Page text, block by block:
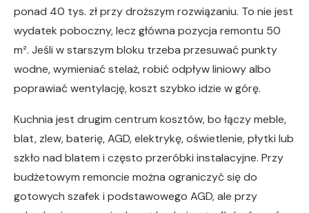
ponad 40 tys. zł przy droższym rozwiązaniu. To nie jest
wydatek poboczny, lecz główna pozycja remontu 50
m². Jeśli w starszym bloku trzeba przesuwać punkty
wodne, wymieniać stelaż, robić odpływ liniowy albo
poprawiać wentylację, koszt szybko idzie w górę.
Kuchnia jest drugim centrum kosztów, bo łączy meble,
blat, zlew, baterię, AGD, elektrykę, oświetlenie, płytki lub
szkło nad blatem i często przeróbki instalacyjne. Przy
budżetowym remoncie można ograniczyć się do
gotowych szafek i podstawowego AGD, ale przy